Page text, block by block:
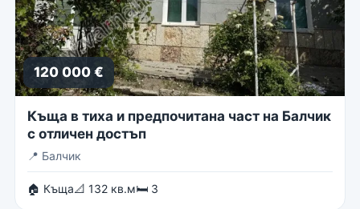
120 000 €
Къща в тиха и предпочитана част на Балчик
с отличен достъп
📍 Балчик
🏠 Къща📐 132 кв.м🛏 3